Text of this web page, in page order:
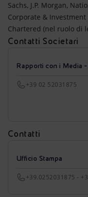
Sachs, J.P. Morgan,
Corporate & Investment
Chartered (nel ruolo di
Contatti Societari
Rapporti con i Media
+39 02 52031875
Contatti
Ufficio Stampa
+39.0252031875 -